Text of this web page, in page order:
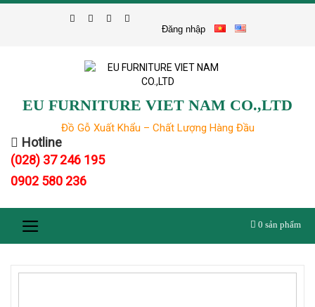
Skip
Đăng nhập
EU FURNITURE VIET NAM CO.,LTD
Đồ Gỗ Xuất Khẩu – Chất Lượng Hàng Đầu
Hotline
(028) 37 246 195
0902 580 236
0 sản phẩm